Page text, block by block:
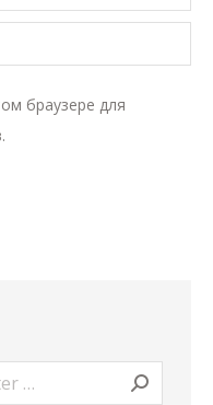
браузере для